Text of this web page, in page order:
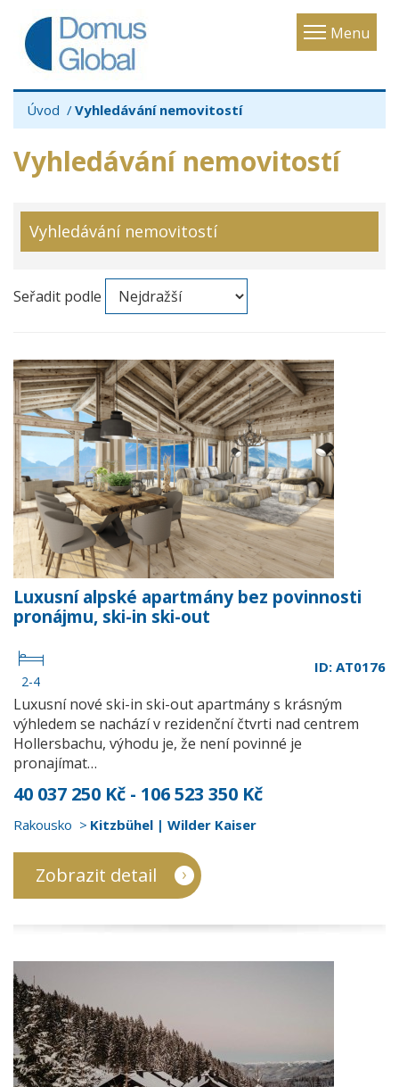
Menu
Toggle
Úvod Vyhledávání nemovitostí
Vyhledávání nemovitostí
Vyhledávání nemovitostí
Seřadit podle
Luxusní alpské apartmány bez povinnosti
pronájmu, ski-in ski-out
2-4
ID: AT0176
Luxusní nové ski-in ski-out apartmány s krásným
výhledem se nachází v rezidenční čtvrti nad centrem
Hollersbachu, výhodu je, že není povinné je
pronajímat…
40 037 250 Kč - 106 523 350 Kč
Rakousko Kitzbühel | Wilder Kaiser
Zobrazit detail